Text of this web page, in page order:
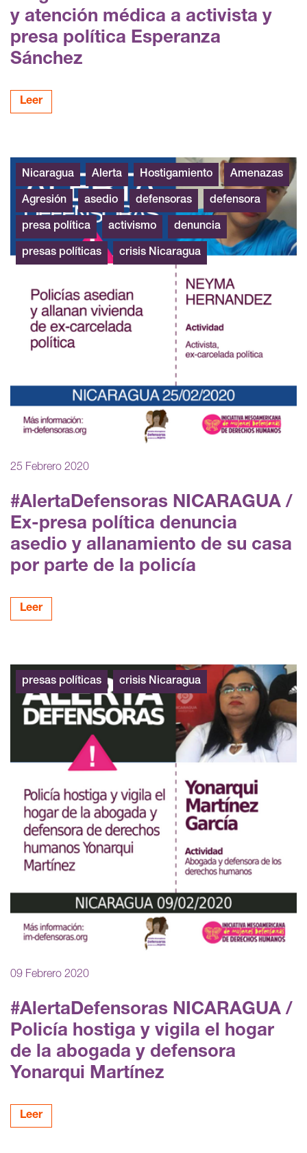
y atención médica a activista y
presa política Esperanza
Sánchez
Leer
Neyma Hernández
25 Febrero 2020
#AlertaDefensoras NICARAGUA /
Ex-presa política denuncia
asedio y allanamiento de su casa
por parte de la policía
Leer
Nicaragua Alerta Hostigamiento Amenazas
Agresión asedio defensoras defensora
presa política activismo denuncia
presas políticas crisis Nicaragua
09 Febrero 2020
#AlertaDefensoras NICARAGUA /
Policía hostiga y vigila el hogar
de la abogada y defensora
Yonarqui Martínez
Leer
presas políticas crisis Nicaragua